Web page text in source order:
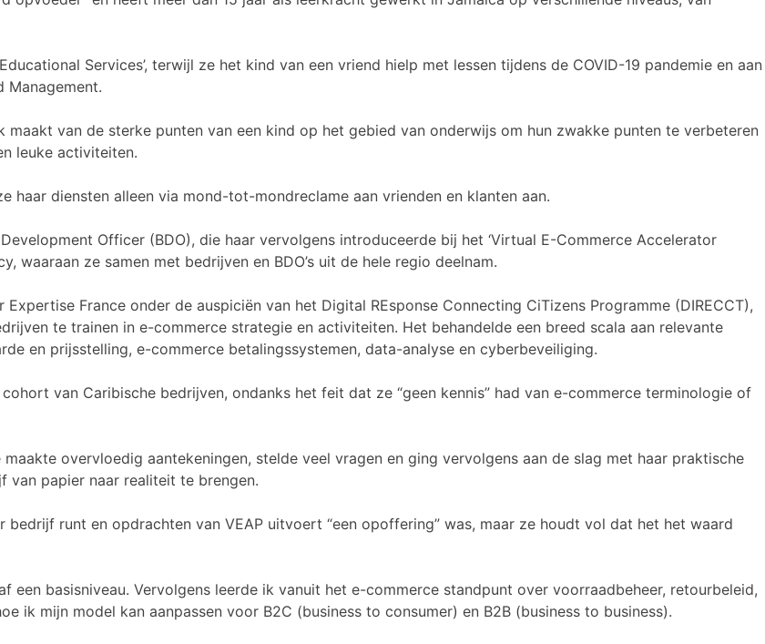
Services’, terwijl ze het kind van een vriend hielp met lessen tijdens de COVID-19 pandemie en aan
Management.
van de sterke punten van een kind op het gebied van onderwijs om hun zwakke punten te verbeteren
leuke activiteiten.
diensten alleen via mond-tot-mondreclame aan vrienden en klanten aan.
Officer (BDO), die haar vervolgens introduceerde bij het ‘Virtual E-Commerce Accelerator
waaraan ze samen met bedrijven en BDO’s uit de hele regio deelnam.
France onder de auspiciën van het Digital REsponse Connecting CiTizens Programme (DIRECCT),
te trainen in e-commerce strategie en activiteiten. Het behandelde een breed scala aan relevante
en prijsstelling, e-commerce betalingssystemen, data-analyse en cyberbeveiliging.
van Caribische bedrijven, ondanks het feit dat ze “geen kennis” had van e-commerce terminologie of
overvloedig aantekeningen, stelde veel vragen en ging vervolgens aan de slag met haar praktische
van papier naar realiteit te brengen.
runt en opdrachten van VEAP uitvoert “een opoffering” was, maar ze houdt vol dat het het waard
een basisniveau. Vervolgens leerde ik vanuit het e-commerce standpunt over voorraadbeheer, retourbeleid,
ik mijn model kan aanpassen voor B2C (business to consumer) en B2B (business to business).